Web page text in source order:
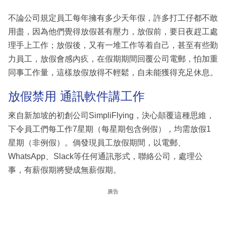
不論公司規定員工每年擁有多少天年假，許多打工仔都不敢
用盡，因為他們覺得放假甚有壓力，放假前，要日夜趕工處
理手上工作；放假後，又有一堆工作等着自己，甚至有些勤
力員工，放假會感內疚，在假期期間回覆公司電郵，怕加重
同事工作量，這樣放假放得不輕鬆，自未能獲得充足休息。
放假禁用 通訊軟件講工作
來自新加坡的初創公司SimpliFlying，決心顛覆這種思維，
下令員工們每工作7星期（每星期包含例假），均需放假1
星期（非例假）。倘發現員工放假期間，以電郵、
WhatsApp、Slack等任何通訊形式，聯絡公司，處理公
事，有薪假期將變成無薪假期。
廣告